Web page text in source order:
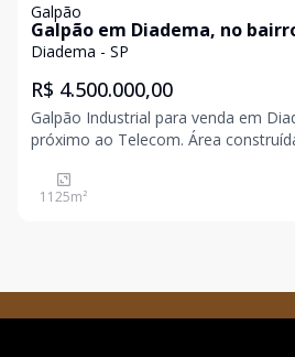
Galpão
Galpão em Diadema, no
à venda.
Diadema - SP
R$ 4.500.000,00
Galpão Industrial para venda em
próximo ao Telecom. Área
Infraestrutura com energia
vestiário e vagas para
1125m²